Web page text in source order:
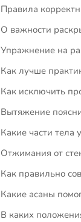
Правила
О важности
Упражнение на
Как лучше
Как исключить
Вытяжение
Какие части тела
Отжимания от
Как правильно
Какие асаны
В каких